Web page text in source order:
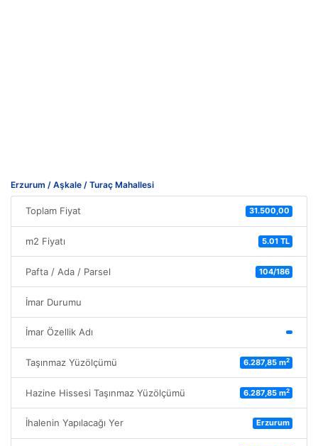
Erzurum / Aşkale / Turaç Mahallesi
Toplam Fiyat 31.500,00
m2 Fiyatı 5.01 TL
Pafta / Ada / Parsel 104/186
İmar Durumu
İmar Özellik Adı
Taşınmaz Yüzölçümü 6.287,85 m2
Hazine Hissesi Taşınmaz Yüzölçümü 6.287,85 m2
İhalenin Yapılacağı Yer Erzurum